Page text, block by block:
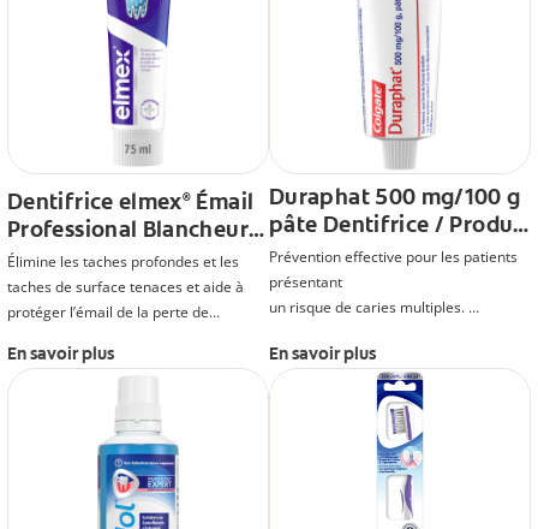
Dentifrice elmex® Émail
Professional Blancheur-
Émail
Élimine les taches profondes et les
taches de surface tenaces et aide à
protéger l’émail de la perte de
En savoir plus
Duraphat 500 mg/100 g
pâte Dentifrice / Produit
avec AMM TVA
Prévention effective pour les patients
présentant
un risque de caries multiples.
dentifrice à 5000 ppm de fluor
comparé à un dentifrice à 2500 ppm*
En savoir plus